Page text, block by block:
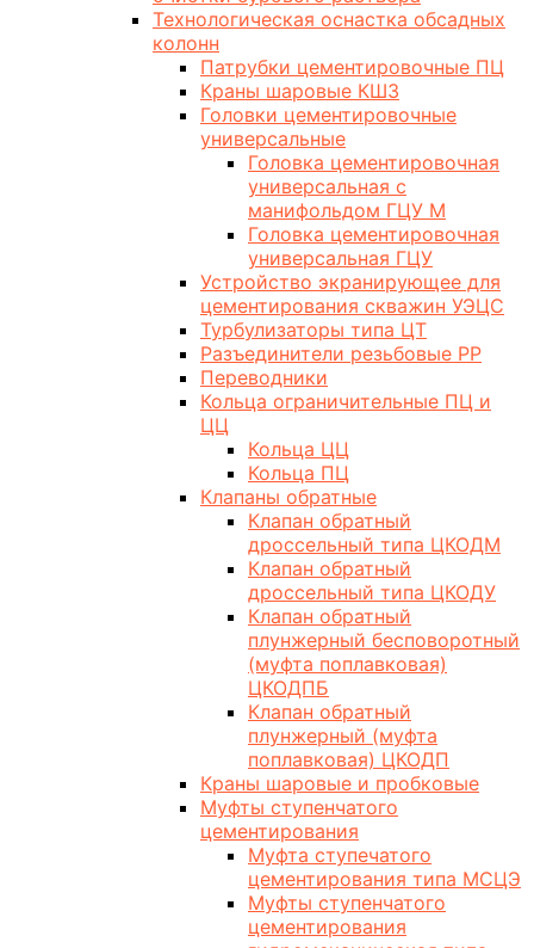
Технологическая оснастка обсадных
колонн
Патрубки цементировочные ПЦ
Краны шаровые КШЗ
Головки цементировочные
универсальные
Головка цементировочная
универсальная с
манифольдом ГЦУ М
Головка цементировочная
универсальная ГЦУ
Устройство экранирующее для
цементирования скважин УЭЦС
Турбулизаторы типа ЦТ
Разъединители резьбовые РР
Переводники
Кольца ограничительные ПЦ и
ЦЦ
Кольца ЦЦ
Кольца ПЦ
Клапаны обратные
Клапан обратный
дроссельный типа ЦКОДМ
Клапан обратный
дроссельный типа ЦКОДУ
Клапан обратный
плунжерный бесповоротный
(муфта поплавковая)
ЦКОДПБ
Клапан обратный
плунжерный (муфта
поплавковая) ЦКОДП
Краны шаровые и пробковые
Муфты ступенчатого
цементирования
Муфта ступечатого
цементирования типа МСЦЭ
Муфты ступенчатого
цементирования